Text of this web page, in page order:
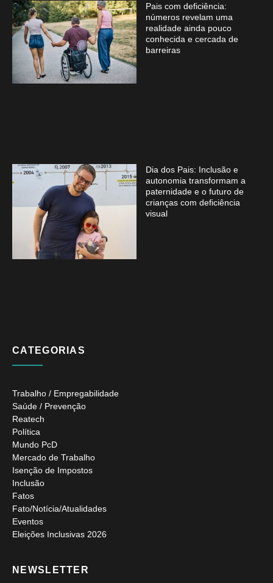
Pais com deficiência:
números revelam uma
realidade ainda pouco
conhecida e cercada de
barreiras
Dia dos Pais: Inclusão e
autonomia transformam a
paternidade e o futuro de
crianças com deficiência
visual
CATEGORIAS
Trabalho / Empregabilidade
Saúde / Prevenção
Reatech
Política
Mundo PcD
Mercado de Trabalho
Isenção de Impostos
Inclusão
Fatos
Fato/Notícia/Atualidades
Eventos
Eleições Inclusivas 2026
NEWSLETTER